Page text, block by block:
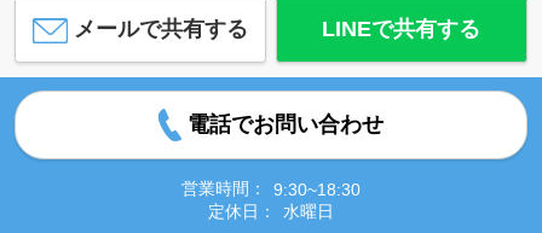
メールで共有する LINEで共有する
電話でお問い合わせ
営業時間：
9:30~18:30
定休日：
水曜日